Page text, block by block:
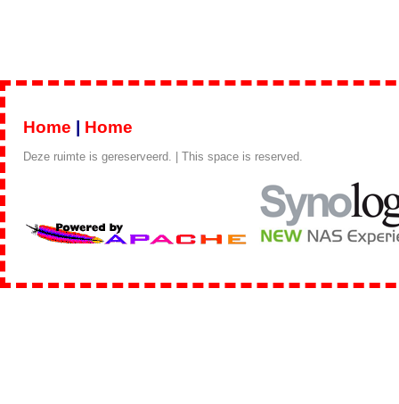
Home | Home
Deze ruimte is gereserveerd. | This space is reserved.